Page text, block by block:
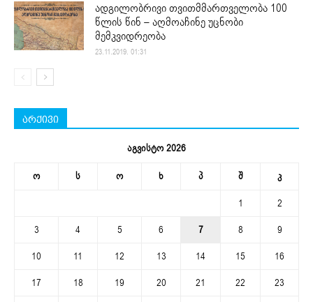
ადგილობრივი თვითმმართველობა 100
წლის წინ – აღმოაჩინე უცნობი
მემკვიდრეობა
23.11.2019. 01:31
არქივი
აგვისტო 2026
ო ს ო ხ პ შ კ
1
2
3
4 5 6 7 8
9
10
11 12 13 14 15
16
17
18 19 20 21 22
23